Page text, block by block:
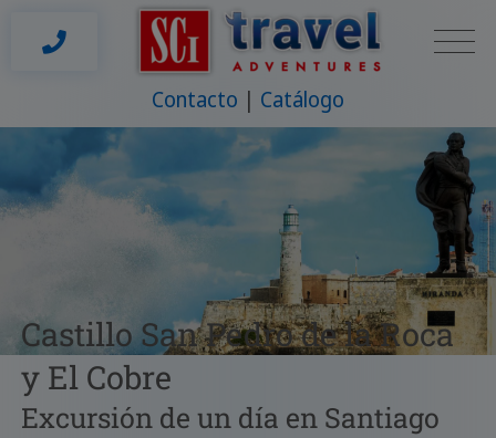
Contacto Catálogo
Castillo San Pedro de la Roca
y El Cobre
Excursión de un día en Santiago